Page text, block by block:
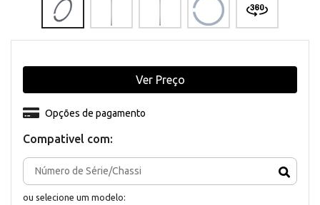
Compativel com:
ou selecione um modelo:
Opções de pagamento
Ver Preço